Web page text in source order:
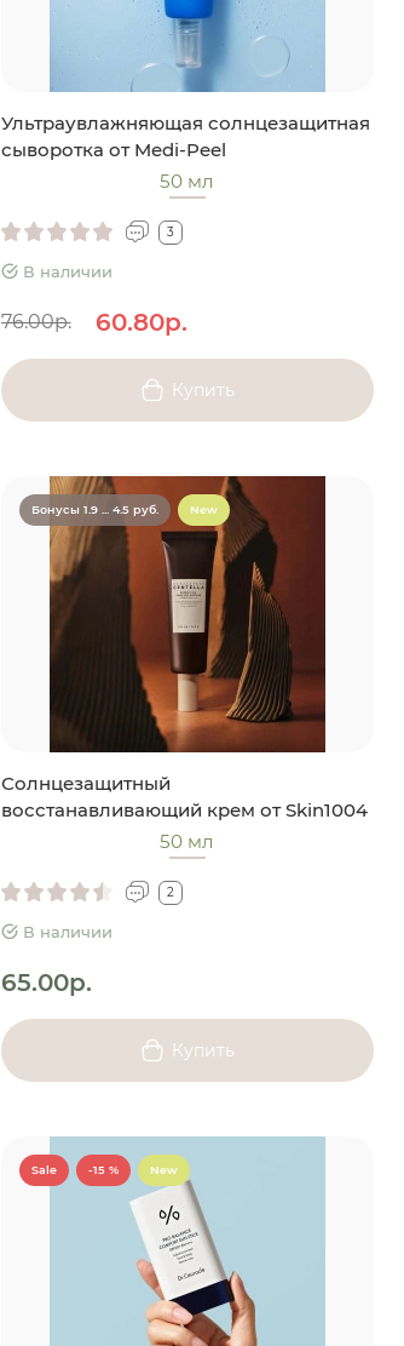
Ультраувлажняющая солнцезащитная
сыворотка от Medi-Peel
50 мл
3
В наличии
76.00р. 60.80р.
Купить
Бонусы 1.9 ... 4.5 руб. New
Солнцезащитный
восстанавливающий крем от Skin1004
50 мл
2
В наличии
65.00р.
Купить
Sale -15 % New